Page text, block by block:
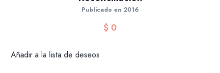
Publicado en 2016
$0
Añadir a la lista de deseos